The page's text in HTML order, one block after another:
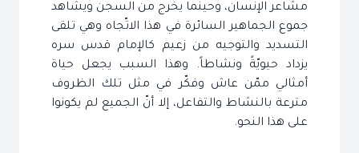
مشاعر الإنسان، وحينما يخرج من السجن ويشاهد
جموع الجماهير السائرة في هذا الاتّجاه وهي تلقى
التسديد والتوجيه من زعيم كالإمام قدس سره
يزداد حيويّةً ونشاطاً. وهذا السبب يجعل حياة
أمثالي ممّن عاش وفكّر في مثل تلك الظروف
مترعة بالنشاط والتفاعل، إلا أنّ الجميع لم يكونوا
على هذا النحو.